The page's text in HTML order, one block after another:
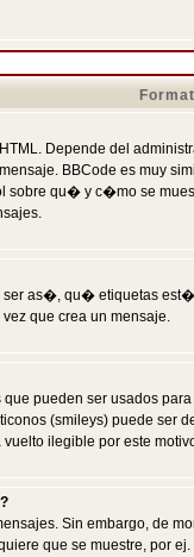
Depende del
BBCode es muy
sobre qu� y c�mo se
as�, qu� etiquetas
que crea un mensaje.
pueden ser usados
(smileys) puede
ilegible por este
Sin embargo, de
que se muestre, por